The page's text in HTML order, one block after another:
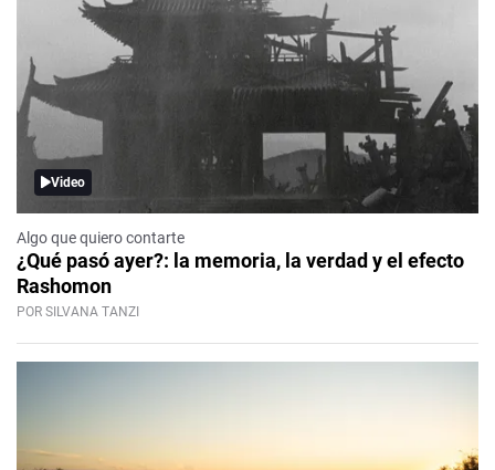
Video
Algo que quiero contarte
¿Qué pasó ayer?: la memoria, la verdad y el efecto
Rashomon
POR SILVANA TANZI